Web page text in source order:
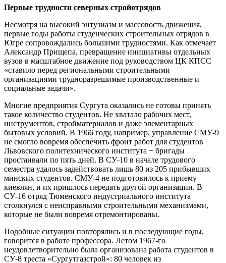
Первые трудности северных стройотрядов
Несмотря на высокий энтузиазм и массовость движения,
первые годы работы студенческих строительных отрядов в
Югре сопровождались большими трудностями. Как отмечает
Александр Прищепа, превращение инициативы отдельных
вузов в масштабное движение под руководством ЦК КПСС
«ставило перед региональными строительными
организациями трудноразрешимые производственные и
социальные задачи».
Многие предприятия Сургута оказались не готовы принять
такое количество студентов. Не хватало рабочих мест,
инструментов, стройматериалов и даже элементарных
бытовых условий. В 1966 году, например, управление СМУ-9
не смогло вовремя обеспечить фронт работ для студентов
Львовского политехнического института − бригады
простаивали по пять дней. В СУ-10 в начале трудового
семестра удалось задействовать лишь 80 из 205 прибывших
минских студентов. СМУ-4 не подготовилось к приему
киевлян, и их пришлось передать другой организации. В
СУ-16 отряд Тюменского индустриального института
столкнулся с неисправными строительными механизмами,
которые не были вовремя отремонтированы.
Подобные ситуации повторялись и в последующие годы,
говорится в работе профессора. Летом 1967-го
неудовлетворительно была организована работа студентов в
СУ-8 треста «Сургутгазстрой»: 80 человек из